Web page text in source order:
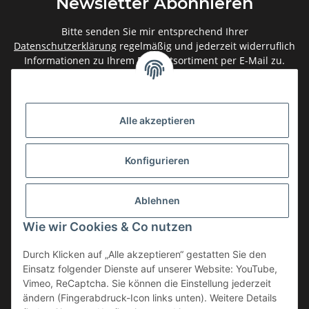
Alle akzeptieren
Konfigurieren
Ablehnen
Wie wir Cookies & Co nutzen
Durch Klicken auf „Alle akzeptieren“ gestatten Sie den
Einsatz folgender Dienste auf unserer Website: YouTube,
Vimeo, ReCaptcha. Sie können die Einstellung jederzeit
ändern (Fingerabdruck-Icon links unten). Weitere Details
Bitte senden Sie mir entsprechend Ihrer
Datenschutzerklärung regelmäßig und jederzeit widerruflich
Informationen zu Ihrem Produktsortiment per E-Mail zu.
Gesetzliche Informationen
Informationen
Service
Vertrag widerrufen
* Alle Preise inkl. gesetzlicher USt., zzgl.Versand